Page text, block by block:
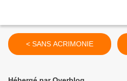
< SANS ACRIMONIE